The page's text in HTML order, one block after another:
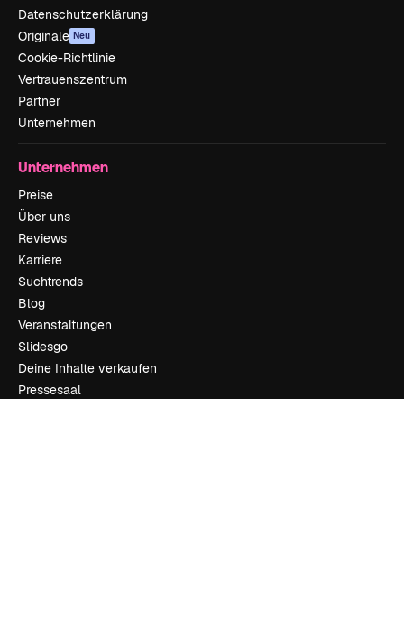
Datenschutzerklärung
Originale Neu
Cookie-Richtlinie
Vertrauenszentrum
Partner
Unternehmen
Unternehmen
Preise
Über uns
Reviews
Karriere
Suchtrends
Blog
Veranstaltungen
Slidesgo
Deine Inhalte verkaufen
Pressesaal